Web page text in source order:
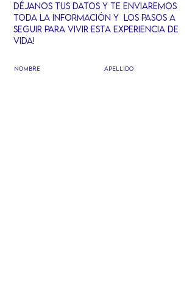
Déjanos tus datos y te ENVIaremos
TODa la informaciÓn y LOS PASOS A
SEGUIR PARA VIVIR ESTA EXPERIENCIA DE
VIDA!
Nombre Apellido